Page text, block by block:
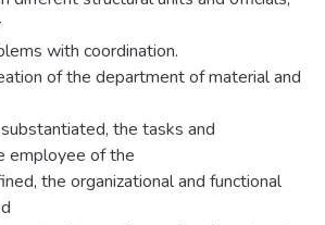
with coordination.
of the department of material and
the tasks and
employee of the
the organizational and functional